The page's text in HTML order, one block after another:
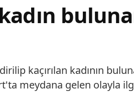
kadın
kaçırılan kadının
meydana gelen olayla